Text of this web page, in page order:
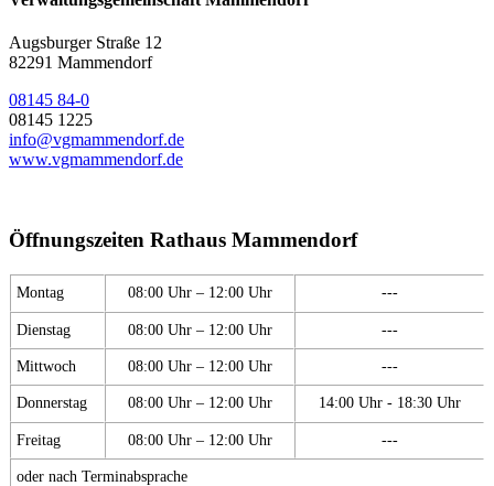
Augsburger Straße 12
82291 Mammendorf
08145 84-0
08145 1225
info@vgmammendorf.de
www.vgmammendorf.de
Öffnungszeiten Rathaus Mammendorf
Montag 08:00 Uhr – 12:00 Uhr ---
Dienstag 08:00 Uhr – 12:00 Uhr ---
Mittwoch 08:00 Uhr – 12:00 Uhr ---
Donnerstag 08:00 Uhr – 12:00 Uhr 14:00 Uhr - 18:30 Uhr
Freitag 08:00 Uhr – 12:00 Uhr ---
oder nach Terminabsprache